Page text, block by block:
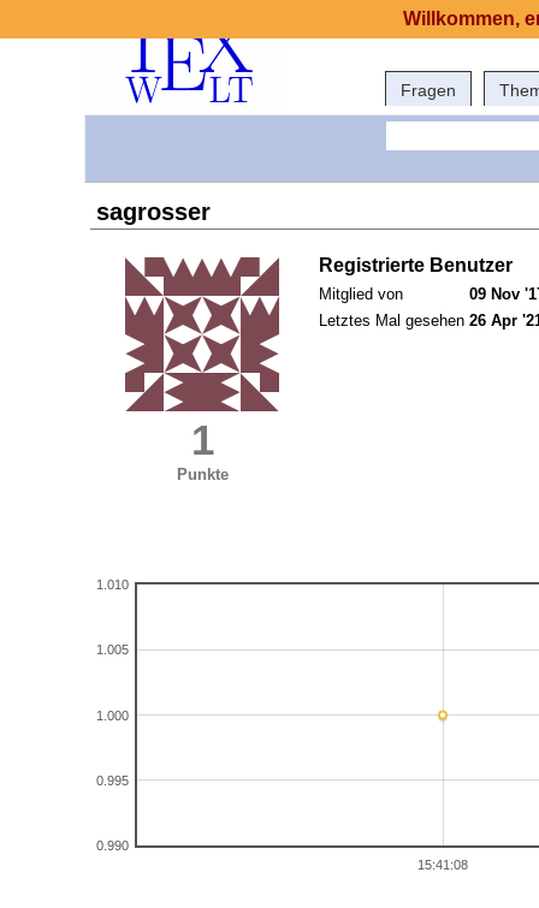
Fragen
sagrosser
1
Punkte
Registrierte Benutzer
Mitglied von
09 Nov
Letztes Mal gesehen 26 Apr
15:41:08
0.990
0.995
1.000
1.005
1.010
Willkommen,